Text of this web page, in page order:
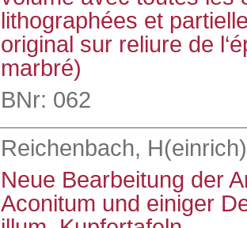
lithographées et
original sur reliure de
marbré)
BNr: 062
Reichenbach,
Neue Bearbeitung der
Aconitum und einiger